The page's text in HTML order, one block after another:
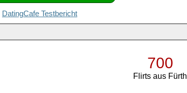
DatingCafe Testbericht
700
Flirts aus Fürth